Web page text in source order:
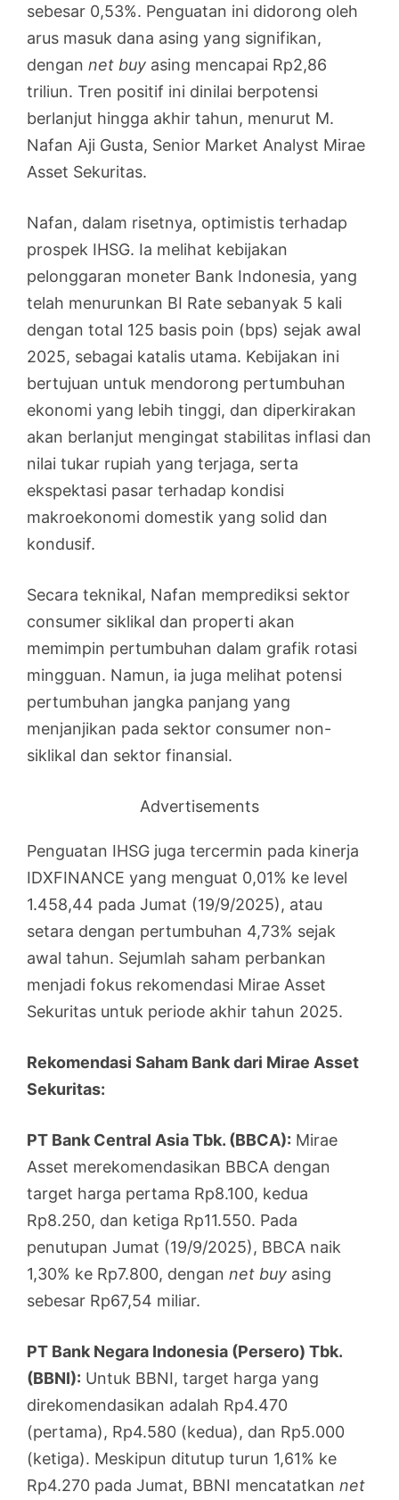
sebesar 0,53%. Penguatan ini didorong oleh
arus masuk dana asing yang signifikan,
dengan net buy asing mencapai Rp2,86
triliun. Tren positif ini dinilai berpotensi
berlanjut hingga akhir tahun, menurut M.
Nafan Aji Gusta, Senior Market Analyst Mirae
Asset Sekuritas.
Nafan, dalam risetnya, optimistis terhadap
prospek IHSG. Ia melihat kebijakan
pelonggaran moneter Bank Indonesia, yang
telah menurunkan BI Rate sebanyak 5 kali
dengan total 125 basis poin (bps) sejak awal
2025, sebagai katalis utama. Kebijakan ini
bertujuan untuk mendorong pertumbuhan
ekonomi yang lebih tinggi, dan diperkirakan
akan berlanjut mengingat stabilitas inflasi dan
nilai tukar rupiah yang terjaga, serta
ekspektasi pasar terhadap kondisi
makroekonomi domestik yang solid dan
kondusif.
Secara teknikal, Nafan memprediksi sektor
consumer siklikal dan properti akan
memimpin pertumbuhan dalam grafik rotasi
mingguan. Namun, ia juga melihat potensi
pertumbuhan jangka panjang yang
menjanjikan pada sektor consumer non-
siklikal dan sektor finansial.
Advertisements
Penguatan IHSG juga tercermin pada kinerja
IDXFINANCE yang menguat 0,01% ke level
1.458,44 pada Jumat (19/9/2025), atau
setara dengan pertumbuhan 4,73% sejak
awal tahun. Sejumlah saham perbankan
menjadi fokus rekomendasi Mirae Asset
Sekuritas untuk periode akhir tahun 2025.
Rekomendasi Saham Bank dari Mirae Asset
Sekuritas:
PT Bank Central Asia Tbk. (BBCA): Mirae
Asset merekomendasikan BBCA dengan
target harga pertama Rp8.100, kedua
Rp8.250, dan ketiga Rp11.550. Pada
penutupan Jumat (19/9/2025), BBCA naik
1,30% ke Rp7.800, dengan net buy asing
sebesar Rp67,54 miliar.
PT Bank Negara Indonesia (Persero) Tbk.
(BBNI): Untuk BBNI, target harga yang
direkomendasikan adalah Rp4.470
(pertama), Rp4.580 (kedua), dan Rp5.000
(ketiga). Meskipun ditutup turun 1,61% ke
Rp4.270 pada Jumat, BBNI mencatatkan net